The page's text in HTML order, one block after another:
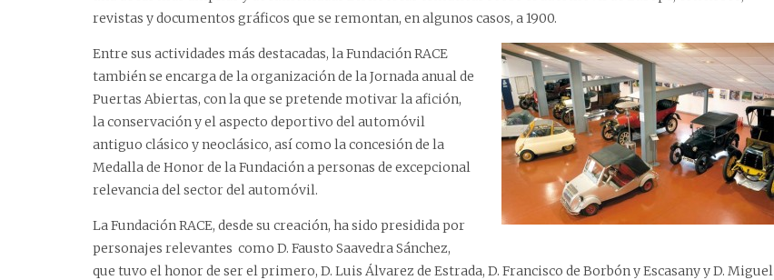
revistas y documentos gráficos que se remontan, en algunos casos, a 1900.
Entre sus actividades más destacadas, la Fundación RACE
también se encarga de la organización de la Jornada anual de
Puertas Abiertas, con la que se pretende motivar la afición,
la conservación y el aspecto deportivo del automóvil
antiguo clásico y neoclásico, así como la concesión de la
Medalla de Honor de la Fundación a personas de excepcional
relevancia del sector del automóvil.
La Fundación RACE, desde su creación, ha sido presidida por
personajes relevantes como D. Fausto Saavedra Sánchez,
que tuvo el honor de ser el primero, D. Luis Álvarez de Estrada, D. Francisco de Borbón y Escasany y D. Miguel